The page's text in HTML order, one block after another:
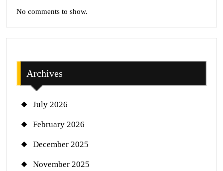
No comments to show.
Archives
July 2026
February 2026
December 2025
November 2025